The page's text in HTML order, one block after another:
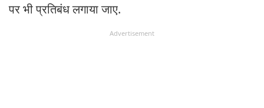
पर भी प्रतिबंध लगाया जाए.
Advertisement